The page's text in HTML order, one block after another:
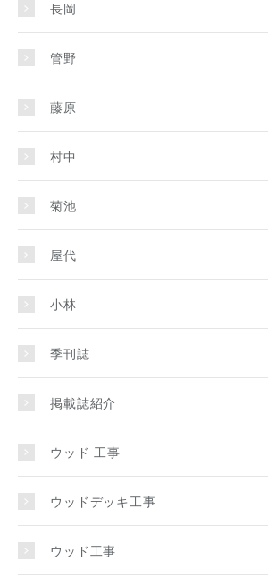
長岡
管野
藤原
村中
菊池
屋代
小林
季刊誌
掲載誌紹介
ウッド 工事
ウッドデッキ工事
ウッド工事